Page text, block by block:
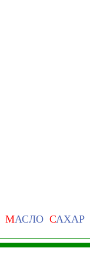
МАСЛО САХАР